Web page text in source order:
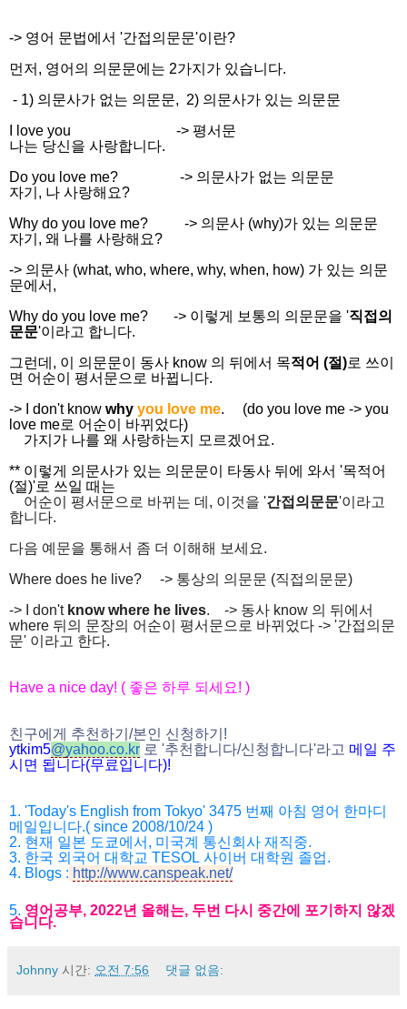
-> 영어 문법에서 '간접의문문'이란?
먼저, 영어의 의문문에는 2가지가 있습니다.
- 1) 의문사가 없는 의문문, 2) 의문사가 있는 의문문
I love you -> 평서문
나는 당신을 사랑합니다.
Do you love me? -> 의문사가 없는 의문문
자기, 나 사랑해요?
Why do you love me? -> 의문사 (why)가 있는 의문문
자기, 왜 나를 사랑해요?
-> 의문사 (what, who, where, why, when, how) 가 있는 의문
문에서,
Why do you love me? -> 이렇게 보통의 의문문을 '직접의
문문'이라고 합니다.
그런데, 이 의문문이 동사 know 의 뒤에서 목적어 (절)로 쓰이
면 어순이 평서문으로 바뀝니다.
-> I don't know why you love me. (do you love me -> you
love me로 어순이 바뀌었다)
가지가 나를 왜 사랑하는지 모르겠어요.
** 이렇게 의문사가 있는 의문문이 타동사 뒤에 와서 '목적어
(절)'로 쓰일 때는
어순이 평서문으로 바뀌는 데, 이것을 '간접의문문'이라고
합니다.
다음 예문을 통해서 좀 더 이해해 보세요.
Where does he live? -> 통상의 의문문 (직접의문문)
-> I don't know where he lives. -> 동사 know 의 뒤에서
where 뒤의 문장의 어순이 평서문으로 바뀌었다 -> '간접의문
문' 이라고 한다.
Have a nice day! ( 좋은 하루 되세요! )
친구에게 추천하기 /본인 신청하기 !
ytkim5@yahoo.co.kr 로 '추천합니다/신청합니다'라고 메일 주
시면 됩니다(무료입니다)!
1. 'Today's English from Tokyo' 3475 번째 아침 영어 한마디
메일입니다.( since 2008/10/24 )
2. 현재 일본 도쿄에서 , 미국계 통신회사 재직중.
3. 한국 외국어 대학교 TESOL 사이버 대학원 졸업.
4. Blogs : http://www.canspeak.net/
5. 영어공부, 2022년 올해는, 두번 다시 중간에 포기하지 않겠
습니다.
Johnny 시간: 오전 7:56 댓글 없음: